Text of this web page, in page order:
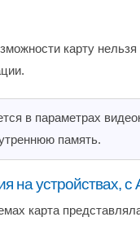
карту
в параметрах
память.
на устройствах,
карта